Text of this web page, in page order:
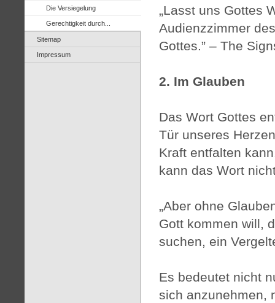
Die Versiegelung
Gerechtigkeit durch...
Sitemap
Impressum
„Lasst uns Gottes
Audienzzimmer
Gottes.” – The
2. Im Glauben
Das Wort Gottes
Tür unseres
Kraft entfalten
kann das Wort
„Aber ohne
Gott kommen will,
suchen, ein
Es bedeutet nicht
sich anzunehmen,